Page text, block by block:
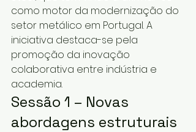
como motor da modernização do
setor metálico em Portugal. A
iniciativa destaca-se pela
promoção da inovação
colaborativa entre indústria e
academia.
Sessão 1 – Novas
abordagens estruturais